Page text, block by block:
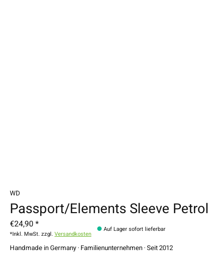
WD
Passport/Elements Sleeve Petrol
€24,90 *
*Inkl. MwSt. zzgl. Versandkosten
Auf Lager sofort lieferbar
Handmade in Germany · Familienunternehmen · Seit 2012